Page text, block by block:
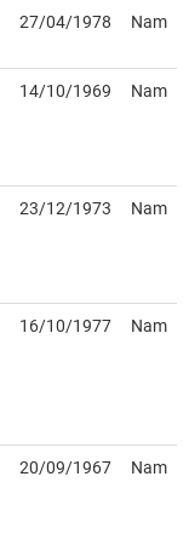
27/04/1978 Nam
14/10/1969 Nam
23/12/1973 Nam
16/10/1977 Nam
20/09/1967 Nam